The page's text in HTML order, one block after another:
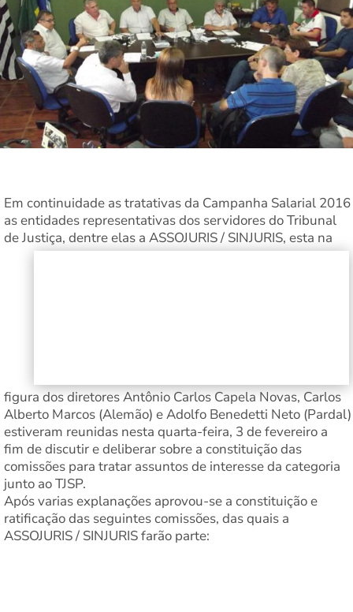
Em continuidade as tratativas da Campanha Salarial 2016
as entidades representativas dos servidores do Tribunal
de Justiça, dentre elas a ASSOJURIS / SINJURIS, esta na
figura dos diretores Antônio Carlos Capela Novas, Carlos
Alberto Marcos (Alemão) e Adolfo Benedetti Neto (Pardal)
estiveram reunidas nesta quarta-feira, 3 de fevereiro a
fim de discutir e deliberar sobre a constituição das
comissões para tratar assuntos de interesse da categoria
junto ao TJSP.
Após varias explanações aprovou-se a constituição e
ratificação das seguintes comissões, das quais a
ASSOJURIS / SINJURIS farão parte: